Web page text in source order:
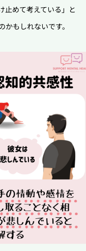
止めて考えている」と
もしれないです。